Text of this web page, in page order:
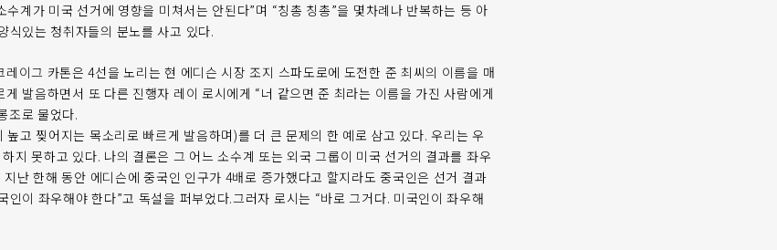
계가 미국 선거에 영향을 미쳐서는 안된다”며 “칭총 칭총”을 몇차례나 반복하는 등 아
식있는 청취자들의 분노를 사고 있다.
이그 카톤은 4선을 노리는 현 에디슨 시장 조지 스파도로에 도전한 준 최씨의 이름을 매
발음하면서 또 다른 진행자 레이 로시에게 “너 같으면 준 최라는 이름을 가진 사람에게
조로 물었다.
높고 찢어지는 목소리로 빠르게 발음하며)를 더 큰 문제의 한 예로 삼고 있다. 우리는 우
지 못하고 있다. 나의 결론은 그 어느 소수계 또는 외국 그룹이 미국 선거의 결과를 좌우
난 한해 동안 에디슨에 중국인 인구가 4배로 증가했다고 할지라도 중국인은 선거 결과
인이 좌우해야 한다”고 독설을 퍼부었다.그러자 로시는 “바로 그거다. 미국인이 좌우해